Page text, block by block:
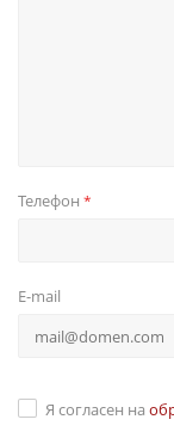
Телефон *
E-mail
Я согласен на